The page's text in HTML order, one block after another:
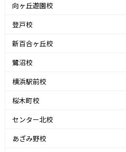
向ヶ丘遊園校
登戸校
新百合ヶ丘校
鷺沼校
横浜駅前校
桜木町校
センター北校
あざみ野校